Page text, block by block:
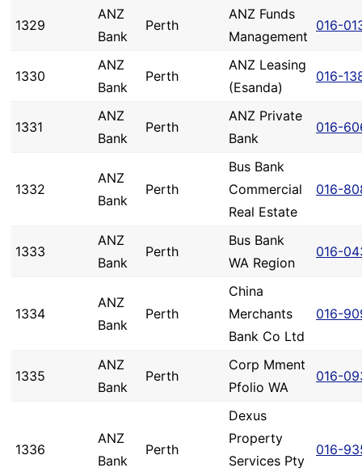
1329
ANZ
Bank
Perth
ANZ Funds
Management
016-
1330
ANZ
Bank
Perth
ANZ Leasing
(Esanda)
016-
1331
ANZ
Bank
Perth
ANZ Private
Bank
016-
1332
ANZ
Bank
Perth
Bus Bank
Commercial
Real Estate
016-
1333
ANZ
Bank
Perth
Bus Bank
WA Region
016-
1334
ANZ
Bank
Perth
China
Merchants
Bank Co Ltd
016-
1335
ANZ
Bank
Perth
Corp Mment
Pfolio WA
016-
1336
ANZ
Bank
Perth
Dexus
Property
Services Pty
016-